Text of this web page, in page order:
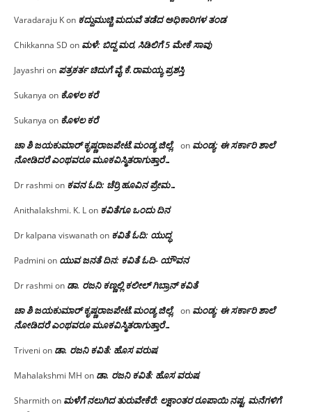
Varadaraju Kon ಕದ್ದುಮುಚ್ಚಿ ಮದುವೆ ತಡೆದ ಅಧಿಕಾರಿಗಳ ತಂಡ
Chikkanna SD on ಮಳೆ: ಬಿದ್ದ ಮರ, ಸಿಡಿಲಿಗೆ 5 ಮೇಕೆ ಸಾವು
Jayashri on ಪತ್ರಕರ್ತ ಚಿದುಗೆ ವೈ.ಕೆ.ರಾಮಯ್ಯ ಪ್ರಶಸ್ತಿ
Sukanya on ಕೊಳಲ ಕರೆ
Sukanya on ಕೊಳಲ ಕರೆ
ಚಾ ಶಿ ಜಯಕುಮಾರ್ ಕೃಷ್ಣರಾಜಪೇಟೆ.ಮಂಡ್ಯ ಜಿಲ್ಲೆ. on ಮಂಡ್ಯ: ಈ ಸರ್ಕಾರಿ ಶಾಲೆ
ನೋಡಿದರೆ ಎಂಥವರೂ ಮೂಕವಿಸ್ಮಿತರಾಗುತ್ತಾರೆ…
Dr rashmi on ಕವನ ಓದಿ: ಚೆರ್ರಿ ಹೂವಿನ ಪ್ರೇಮ…
Anithalakshmi. K. Lon ಕವಿತೆಗೂ ಒಂದು ದಿನ
Dr kalpana viswanathon ಕವಿತೆ ಓದಿ: ಯುದ್ಧ
Padmini on ಯುವ ಜನತೆ ದಿನ: ಕವಿತೆ ಓದಿ- ಯೌವನ
Dr rashmi on ಡಾ. ರಜನಿ‌ ಕಣ್ಣಲ್ಲಿ ಕಲೀಲ್ ಗಿಬ್ರಾನ್ ಕವಿತೆ
ಚಾ ಶಿ ಜಯಕುಮಾರ್ ಕೃಷ್ಣರಾಜಪೇಟೆ.ಮಂಡ್ಯ ಜಿಲ್ಲೆ. on ಮಂಡ್ಯ: ಈ ಸರ್ಕಾರಿ ಶಾಲೆ
ನೋಡಿದರೆ ಎಂಥವರೂ ಮೂಕವಿಸ್ಮಿತರಾಗುತ್ತಾರೆ…
Triveni on ಡಾ. ರಜನಿ ಕವಿತೆ: ಹೊಸ ವರುಷ
Mahalakshmi MH on ಡಾ. ರಜನಿ ಕವಿತೆ: ಹೊಸ ವರುಷ
Sharmithon ಮಳೆಗೆ ನಲುಗಿದ ತುರುವೇಕೆರೆ: ಲಕ್ಷಾಂತರ ರೂಪಾಯಿ ನಷ್ಟ, ಮನೆಗಳಿಗೆ